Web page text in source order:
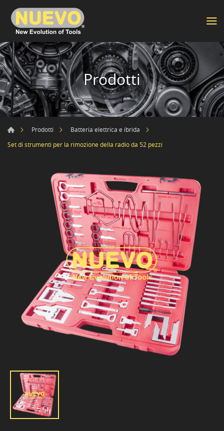
Prodotti
Prodotti
Batteria elettrica e ibrida
Set di strumenti per la rimozione della radio da 52 pezzi